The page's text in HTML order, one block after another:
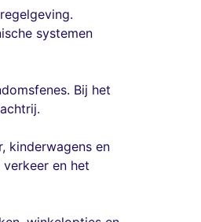
systemen
Bij het
kinderwagens en
en het